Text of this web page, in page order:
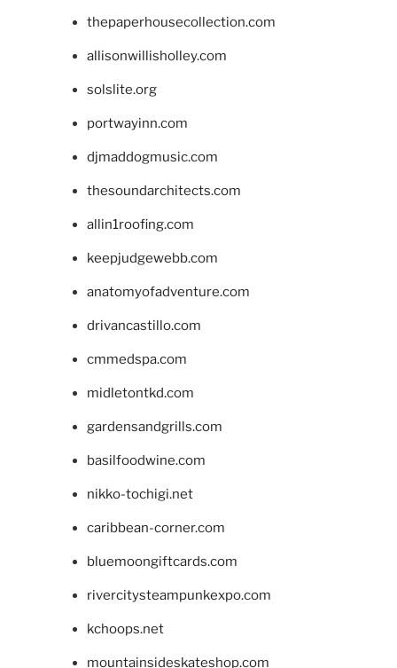
thepaperhousecollection.com
allisonwillisholley.com
solslite.org
portwayinn.com
djmaddogmusic.com
thesoundarchitects.com
allin1roofing.com
keepjudgewebb.com
anatomyofadventure.com
drivancastillo.com
cmmedspa.com
midletontkd.com
gardensandgrills.com
basilfoodwine.com
nikko-tochigi.net
caribbean-corner.com
bluemoongiftcards.com
rivercitysteampunkexpo.com
kchoops.net
mountainsideskateshop.com